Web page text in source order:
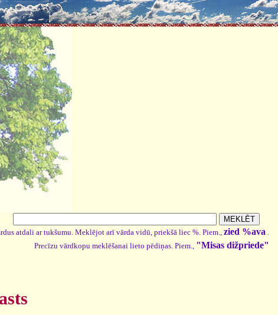
atdali ar tukšumu. Meklējot arī vārda vidū, priekšā liec %. Piem., zied %ava .
Precīzu vārdkopu meklēšanai lieto pēdiņas. Piem., "Misas dižpriede"